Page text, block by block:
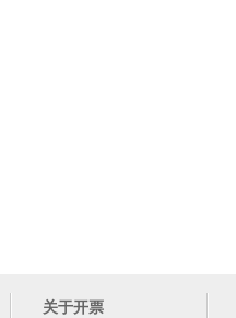
关于开票